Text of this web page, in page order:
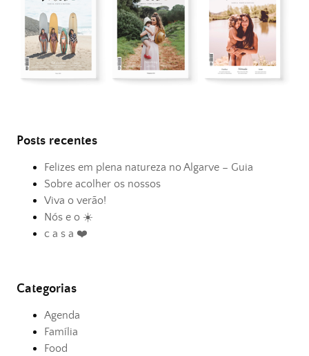
Posts recentes
Felizes em plena natureza no Algarve – Guia
Sobre acolher os nossos
Viva o verão!
Nós e o ☀️
c a s a ❤️
Categorias
Agenda
Família
Food